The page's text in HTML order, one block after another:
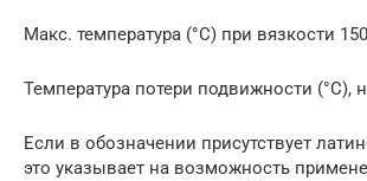
Макс. температура (°С) при вязкости
Температура потери подвижности (°С),
Если в обозначении присутствует
это указывает на возможность